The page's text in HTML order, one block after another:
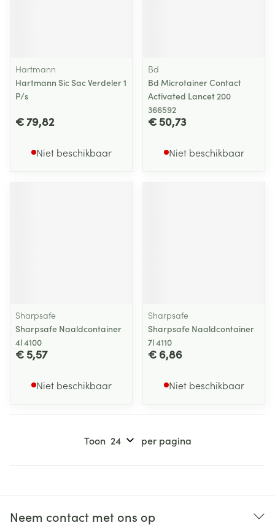
Hartmann
Hartmann Sic Sac Verdeler 1
P/s
€ 79,82
Niet beschikbaar
Bd
Bd Microtainer Contact
Activated Lancet 200
366592
€ 50,73
Niet beschikbaar
Sharpsafe
Sharpsafe Naaldcontainer
4l 4100
€ 5,57
Niet beschikbaar
Sharpsafe
Sharpsafe Naaldcontainer
7l 4110
€ 6,86
Niet beschikbaar
Toon per pagina
Neem contact met ons op